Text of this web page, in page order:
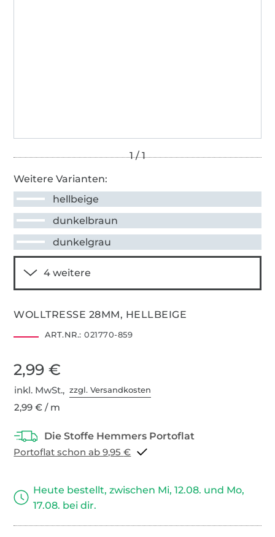
Weitere Varianten:
hellbeige
dunkelbraun
dunkelgrau
WOLLTRESSE 28MM, HELLBEIGE
ART.NR.: 021770-859
2,99 €
inkl. MwSt.,zzgl. Versandkosten
2,99 € / m
Portoflat schon ab 9,95 €
Heute bestellt, zwischen Mi, 12.08. und Mo,
17.08. bei dir.